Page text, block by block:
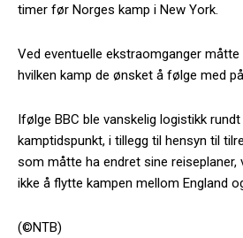
timer før Norges kamp i New York.
Ved eventuelle ekstraomganger
hvilken kamp de ønsket å følge med på.
Ifølge BBC ble vanskelig logistikk
kamptidspunkt, i tillegg til hensyn til
som måtte ha endret sine
ikke å flytte kampen mellom England
(©NTB)